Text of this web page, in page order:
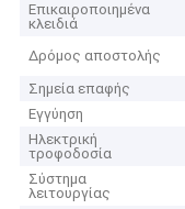
Επικαιροποιημένα
κλειδιά
Δρόμος αποστολής
Σημεία επαφής
Εγγύηση
Ηλεκτρική
τροφοδοσία
Σύστημα
λειτουργίας